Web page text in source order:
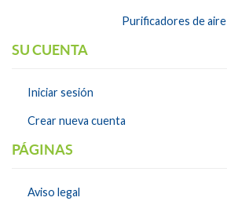
Purificadores de aire
SU CUENTA
Iniciar sesión
Crear nueva cuenta
PÁGINAS
Aviso legal